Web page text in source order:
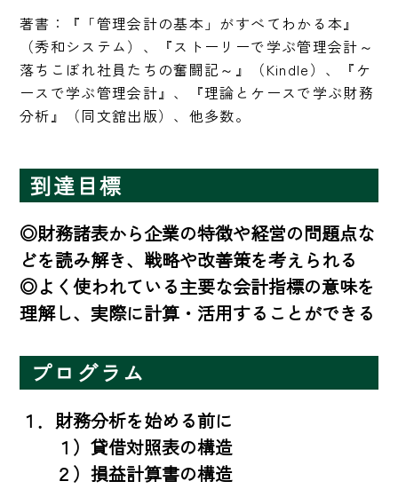
著書：『「管理会計の基本」がすべてわかる本』
（秀和システム）、『ストーリーで学ぶ管理会計～
落ちこぼれ社員たちの奮闘記～』（Kindle）、『ケ
ースで学ぶ管理会計』、『理論とケースで学ぶ財務
分析』（同文舘出版）、他多数。
到達目標
◎財務諸表から企業の特徴や経営の問題点な
どを読み解き、戦略や改善策を考えられる
◎よく使われている主要な会計指標の意味を
理解し、実際に計算・活用することができる
プログラム
１．財務分析を始める前に
１）貸借対照表の構造
２）損益計算書の構造